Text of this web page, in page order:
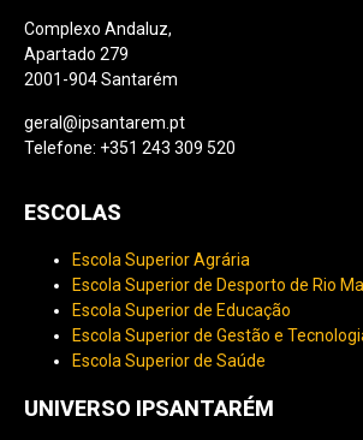
Complexo Andaluz,
Apartado 279
2001-904 Santarém
geral@ipsantarem.pt
Telefone: +351 243 309 520
ESCOLAS
Escola Superior Agrária
Escola Superior de Desporto de Rio
Escola Superior de Educação
Escola Superior de Gestão e
Escola Superior de Saúde
UNIVERSO IPSANTARÉM